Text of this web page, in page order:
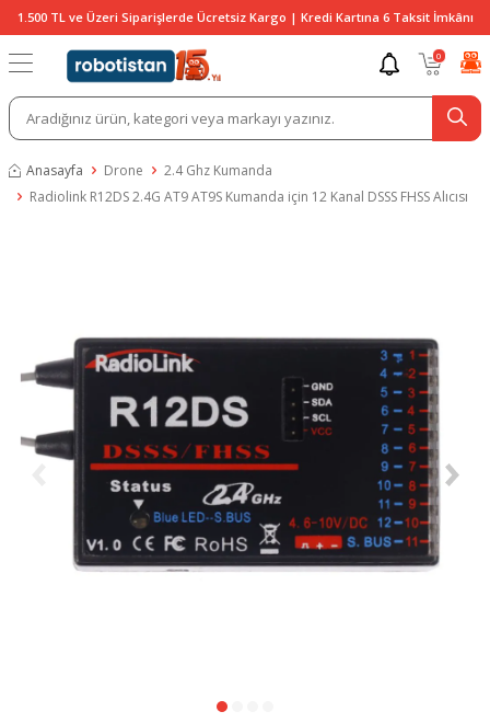
1.500 TL ve Üzeri Siparişlerde Ücretsiz Kargo | Kredi Kartına 6 Taksit İmkânı
0
Anasayfa Drone
2.4 Ghz Kumanda
Radiolink R12DS 2.4G AT9 AT9S Kumanda için 12 Kanal DSSS FHSS Alıcısı